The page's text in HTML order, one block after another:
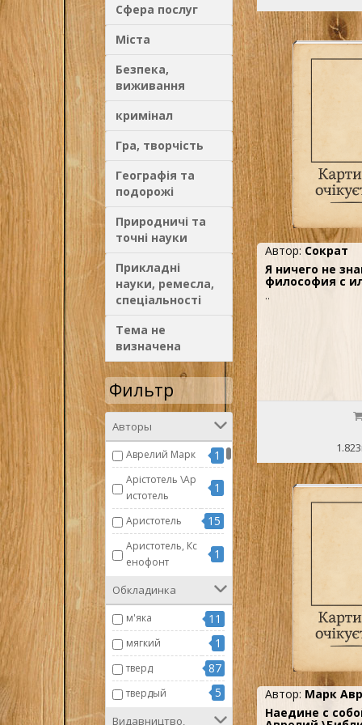
Сфера послуг
Міста
Безпека,
виживання
кримінал
Гра, творчість
Географія та
подорожі
Природничі та
точні науки
Прикладні
науки, ремесла,
спеціальності
Тема не
визначена
Фильтр
Авторы
Аврелий Марк 1
Арістотель \Ар
истотель
1
Аристотель 15
Аристотель, Кс
енофонт
1
Асмус В.Ф. 3
Афиней 2
Гераклит, Демо
крит, Эпикур
1
Гомперц Т. 1
Диоген Лаэртс
кий
Обкладинка
м'яка 11
мягкий 1
тверд 87
твердый 5
Видавництво,
Автор: Сократ
Я ничего не
философия с
..
Автор: Марк
Наедине с